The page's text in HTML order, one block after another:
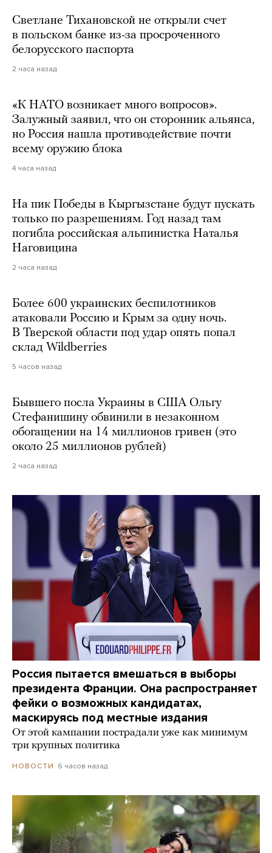
Светлане Тихановской не открыли счет
в польском банке из-за просроченного
белорусского паспорта
2 часа назад
«К НАТО возникает много вопросов».
Залужный заявил, что он сторонник альянса,
но Россия нашла противодействие почти
всему оружию блока
4 часа назад
На пик Победы в Кыргызстане будут пускать
только по разрешениям. Год назад там
погибла российская альпинистка Наталья
Наговицина
2 часа назад
Более 600 украинских беспилотников
атаковали Россию и Крым за одну ночь.
В Тверской области под удар опять попал
склад Wildberries
5 часов назад
Бывшего посла Украины в США Ольгу
Стефанишину обвинили в незаконном
обогащении на 14 миллионов гривен (это
около 25 миллионов рублей)
2 часа назад
Россия пытается вмешаться в выборы
президента Франции. Она распространяет
фейки о возможных кандидатах,
маскируясь под местные издания
От этой кампании пострадали уже как минимум
три крупных политика
НОВОСТИ 6 часов назад